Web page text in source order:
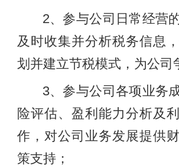
2、参与公司日常经营
及时收集并分析税务信息
划并建立节税模式，为公司
3、参与公司各项业务
险评估、盈利能力分析及
作，对公司业务发展提供
策支持；